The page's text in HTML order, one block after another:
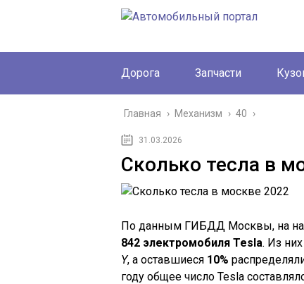
Дорога Запчасти
Главная › Механизм › 40 ›
31.03.2026
Сколько тесла в
По данным ГИБДД Москвы, на
842 электромобиля Tesla. Из них
Y, а оставшиеся 10%
году общее число Tesla